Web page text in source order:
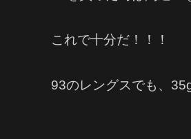
これで十分だ！！！
93のレングスでも、